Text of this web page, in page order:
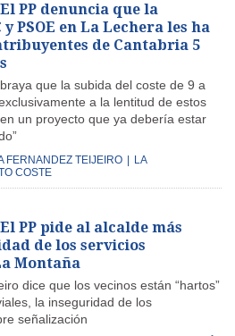
El PP denuncia que la
PSOE en La Lechera les ha
de Cantabria 5
que la subida del coste de 9 a
a la lentitud de estos
un proyecto que ya debería estar
FERNANDEZ TEIJEIRO
LA
COSTE
El PP pide al alcalde más
de los servicios
Montaña
dice que los vecinos están “hartos”
la inseguridad de los
señalización